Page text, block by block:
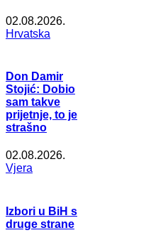
02.08.2026.
Hrvatska
Don Damir
Stojić: Dobio
sam takve
prijetnje, to je
strašno
02.08.2026.
Vjera
Izbori u BiH s
druge strane